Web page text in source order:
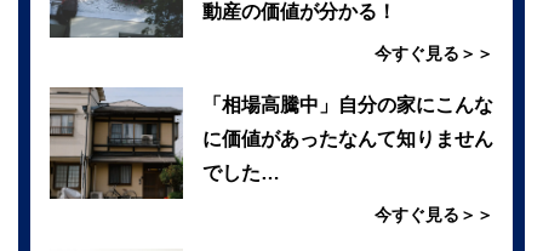
動産の価値が分かる！
今すぐ見る＞＞
「相場高騰中」自分の家にこんな
に価値があったなんて知りません
でした…
今すぐ見る＞＞